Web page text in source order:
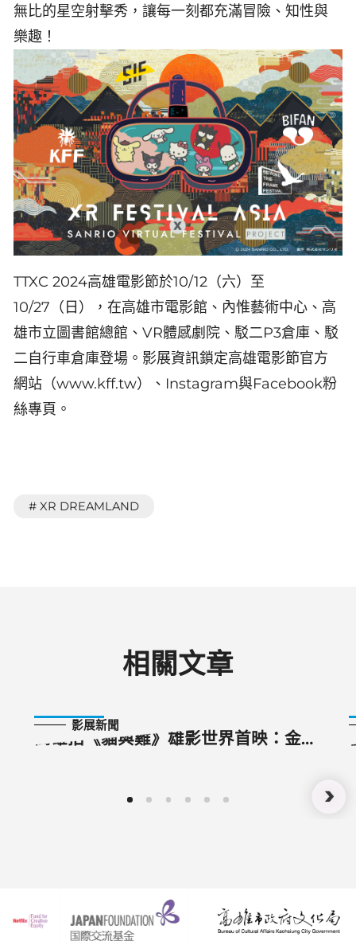
無比的星空射擊秀，讓每一刻都充滿冒險、知性與
樂趣！
TTXC 2024高雄電影節於10/12（六）至
10/27（日），在高雄市電影館、內惟藝術中心、高
雄市立圖書館總館、VR體感劇院、駁二P3倉庫、駁
二自行車倉庫登場。影展資訊鎖定高雄電影節官方
網站（www.kff.tw）、Instagram與Facebook粉
絲專頁。
# XR DREAMLAND
相關文章
影展新聞
高雄拍《貓與雞》雄影世界首映：金鐘